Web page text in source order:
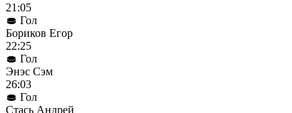
21:05
Гол
Бориков Егор
22:25
Гол
Энэс Сэм
26:03
Гол
Стась Андрей